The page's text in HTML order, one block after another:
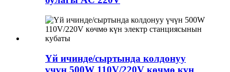
Үй ичинде/сыртында колдонуу
үчүн 500W 110V/220V көчмө күн